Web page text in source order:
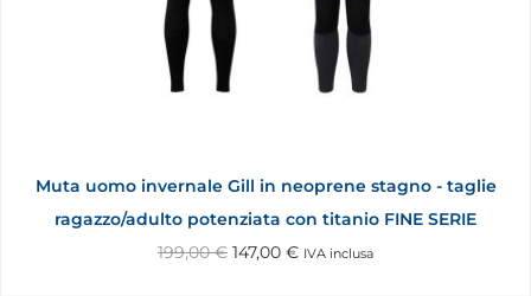
Muta uomo invernale Gill in neoprene stagno - taglie
ragazzo/adulto potenziata con titanio FINE SERIE
199,00€ 147,00 € IVA inclusa